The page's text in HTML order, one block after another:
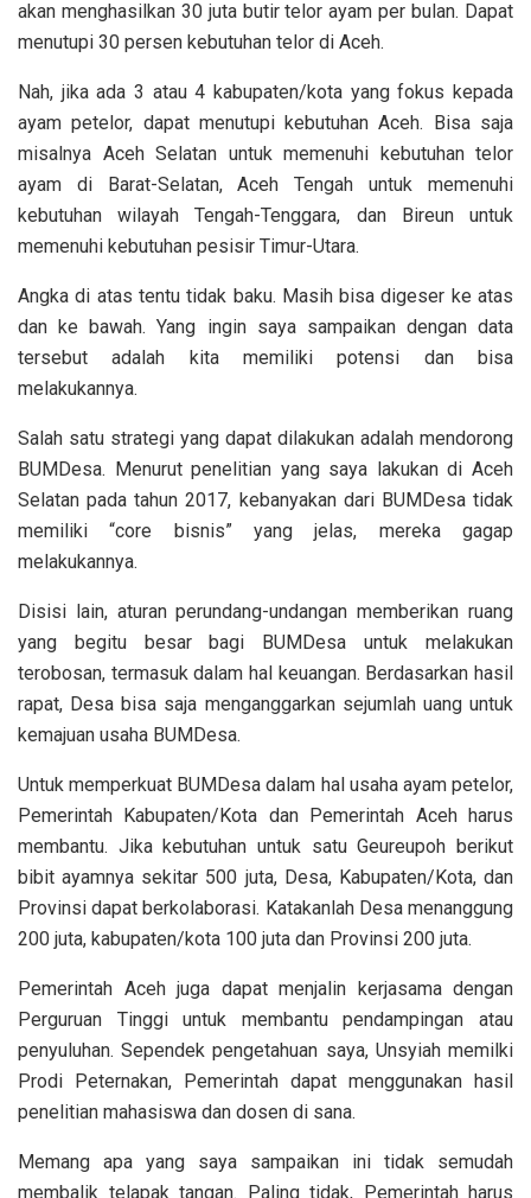
akan menghasilkan 30 juta butir telor ayam per bulan. Dapat
menutupi 30 persen kebutuhan telor di Aceh.
Nah, jika ada 3 atau 4 kabupaten/kota yang fokus kepada
ayam petelor, dapat menutupi kebutuhan Aceh. Bisa saja
misalnya Aceh Selatan untuk memenuhi kebutuhan telor
ayam di Barat-Selatan, Aceh Tengah untuk memenuhi
kebutuhan wilayah Tengah-Tenggara, dan Bireun untuk
memenuhi kebutuhan pesisir Timur-Utara.
Angka di atas tentu tidak baku. Masih bisa digeser ke atas
dan ke bawah. Yang ingin saya sampaikan dengan data
tersebut adalah kita memiliki potensi dan bisa
melakukannya.
Salah satu strategi yang dapat dilakukan adalah mendorong
BUMDesa. Menurut penelitian yang saya lakukan di Aceh
Selatan pada tahun 2017, kebanyakan dari BUMDesa tidak
memiliki “core bisnis” yang jelas, mereka gagap
melakukannya.
Disisi lain, aturan perundang-undangan memberikan ruang
yang begitu besar bagi BUMDesa untuk melakukan
terobosan, termasuk dalam hal keuangan. Berdasarkan hasil
rapat, Desa bisa saja menganggarkan sejumlah uang untuk
kemajuan usaha BUMDesa.
Untuk memperkuat BUMDesa dalam hal usaha ayam petelor,
Pemerintah Kabupaten/Kota dan Pemerintah Aceh harus
membantu. Jika kebutuhan untuk satu Geureupoh berikut
bibit ayamnya sekitar 500 juta, Desa, Kabupaten/Kota, dan
Provinsi dapat berkolaborasi. Katakanlah Desa menanggung
200 juta, kabupaten/kota 100 juta dan Provinsi 200 juta.
Pemerintah Aceh juga dapat menjalin kerjasama dengan
Perguruan Tinggi untuk membantu pendampingan atau
penyuluhan. Sependek pengetahuan saya, Unsyiah memilki
Prodi Peternakan, Pemerintah dapat menggunakan hasil
penelitian mahasiswa dan dosen di sana.
Memang apa yang saya sampaikan ini tidak semudah
membalik telapak tangan. Paling tidak, Pemerintah harus